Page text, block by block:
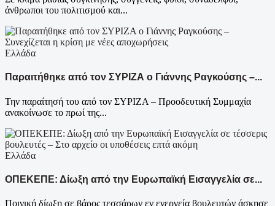
άνθρωποι του πολιτισμού και...
Ελλάδα
Παραιτήθηκε από τον ΣΥΡΙΖΑ ο Γιάννης Ραγκούσης –...
Την παραίτησή του από τον ΣΥΡΙΖΑ – Προοδευτική Συμμαχία
ανακοίνωσε το πρωί της...
Ελλάδα
ΟΠΕΚΕΠΕ: Δίωξη από την Ευρωπαϊκή Εισαγγελία σε...
Ποινική δίωξη σε βάρος τεσσάρων εν ενεργεία βουλευτών άσκησε